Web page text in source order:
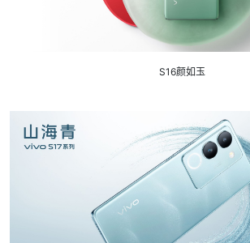
S16颜如玉